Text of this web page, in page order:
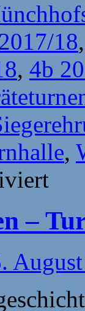
18
, 4b
,
–